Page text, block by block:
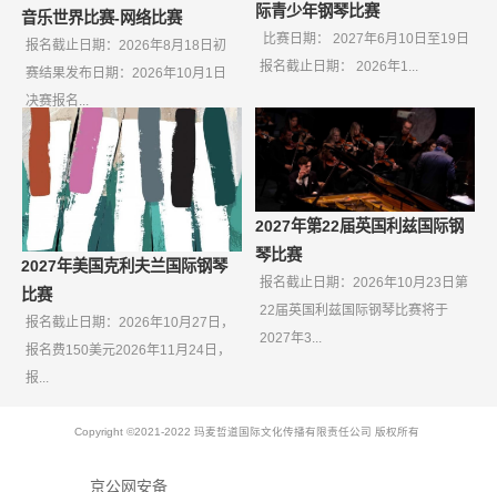
音乐世界比赛-网络比赛
报名截止日期：2026年8月18日初
赛结果发布日期：2026年10月1日
决赛报名...
际青少年钢琴比赛
比赛日期： 2027年6月10日至19日
报名截止日期： 2026年1...
2027年美国克利夫兰国际钢琴
比赛
报名截止日期：2026年10月27日，
报名费150美元2026年11月24日，
报...
2027年第22届英国利兹国际钢
琴比赛
报名截止日期：2026年10月23日第
22届英国利兹国际钢琴比赛将于
2027年3...
Copyright ©2021-2022 玛麦哲道国际文化传播有限责任公司 版权所有
京公网安备